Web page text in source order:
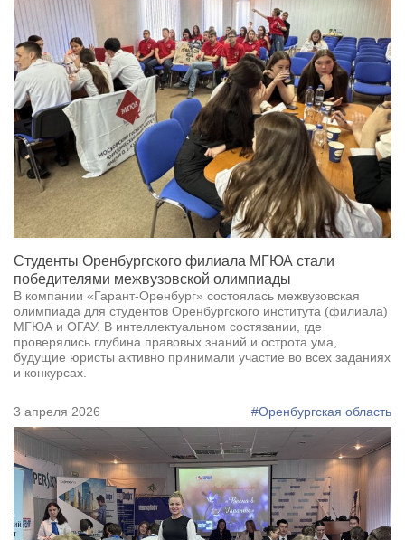
Студенты Оренбургского филиала МГЮА стали
победителями межвузовской олимпиады
В компании «Гарант-Оренбург» состоялась межвузовская
олимпиада для студентов Оренбургского института (филиала)
МГЮА и ОГАУ. В интеллектуальном состязании, где
проверялись глубина правовых знаний и острота ума,
будущие юристы активно принимали участие во всех заданиях
и конкурсах.
3 апреля 2026 #Оренбургская область